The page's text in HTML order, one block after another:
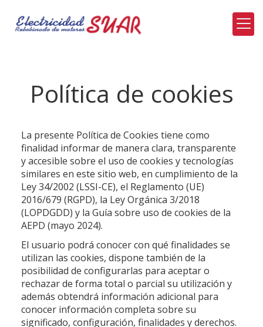
Política de cookies
La presente Política de Cookies tiene como
finalidad informar de manera clara, transparente
y accesible sobre el uso de cookies y tecnologías
similares en este sitio web, en cumplimiento de la
Ley 34/2002 (LSSI-CE), el Reglamento (UE)
2016/679 (RGPD), la Ley Orgánica 3/2018
(LOPDGDD) y la Guía sobre uso de cookies de la
AEPD (mayo 2024).
El usuario podrá conocer con qué finalidades se
utilizan las cookies, dispone también de la
posibilidad de configurarlas para aceptar o
rechazar de forma total o parcial su utilización y
además obtendrá información adicional para
conocer información completa sobre su
significado, configuración, finalidades y derechos.